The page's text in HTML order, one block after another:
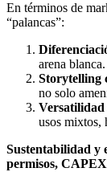
En términos de
“palancas”:
arena blanca.
Storytelling
no solo
Versatilidad
usos mixtos,
Sustentabilidad y
permisos,